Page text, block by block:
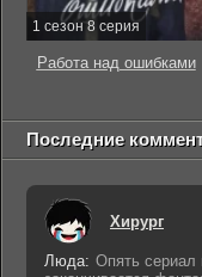
1 сезон 8 серия
Работа над ошибками
Последние
Хирург
Люда: Опять сериал